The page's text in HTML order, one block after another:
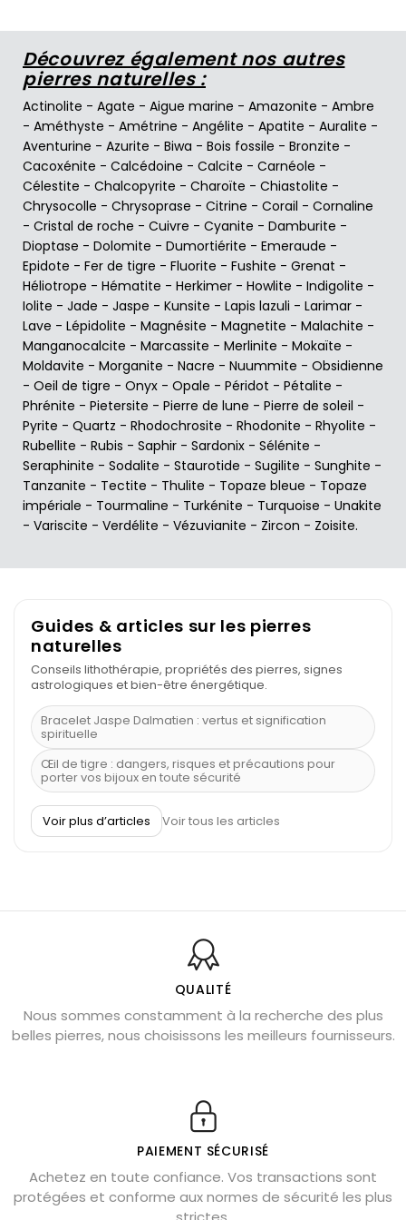
Découvrez également nos autres
pierres naturelles :
Actinolite - Agate - Aigue marine - Amazonite - Ambre
- Améthyste - Amétrine - Angélite - Apatite - Auralite -
Aventurine - Azurite - Biwa - Bois fossile - Bronzite -
Cacoxénite - Calcédoine - Calcite - Carnéole -
Célestite - Chalcopyrite - Charoïte - Chiastolite -
Chrysocolle - Chrysoprase - Citrine - Corail - Cornaline
- Cristal de roche - Cuivre - Cyanite - Damburite -
Dioptase - Dolomite - Dumortiérite - Emeraude -
Epidote - Fer de tigre - Fluorite - Fushite - Grenat -
Héliotrope - Hématite - Herkimer - Howlite - Indigolite -
Iolite - Jade - Jaspe - Kunsite - Lapis lazuli - Larimar -
Lave - Lépidolite - Magnésite - Magnetite - Malachite -
Manganocalcite - Marcassite - Merlinite - Mokaïte -
Moldavite - Morganite - Nacre - Nuummite - Obsidienne
- Oeil de tigre - Onyx - Opale - Péridot - Pétalite -
Phrénite - Pietersite - Pierre de lune - Pierre de soleil -
Pyrite - Quartz - Rhodochrosite - Rhodonite - Rhyolite -
Rubellite - Rubis - Saphir - Sardonix - Sélénite -
Seraphinite - Sodalite - Staurotide - Sugilite - Sunghite -
Tanzanite - Tectite - Thulite - Topaze bleue - Topaze
impériale - Tourmaline - Turkénite - Turquoise - Unakite
- Variscite - Verdélite - Vézuvianite - Zircon - Zoisite.
Guides & articles sur les pierres
naturelles
Conseils lithothérapie, propriétés des pierres, signes
astrologiques et bien-être énergétique.
Bracelet Jaspe Dalmatien : vertus et signification
spirituelle
Œil de tigre : dangers, risques et précautions pour
porter vos bijoux en toute sécurité
À quel poignet porter un bracelet de pierre
Découvrez le scorpion et ses pierres
Bienfaits de la sélénite – pierre des anges
L’améthyste est-elle faite pour moi ?
Chrysocolle : pierre apaisante
Obsidienne dorée : vertus et signification
Véritable citrine naturelle non chauffée
Où placer la citrine dans la maison
Cornaline : propriétés magiques
Voir plus d’articles Voir tous les articles
QUALITÉ
Nous sommes constamment à la recherche des plus
belles pierres, nous choisissons les meilleurs fournisseurs.
PAIEMENT SÉCURISÉ
Achetez en toute confiance. Vos transactions sont
protégées et conforme aux normes de sécurité les plus